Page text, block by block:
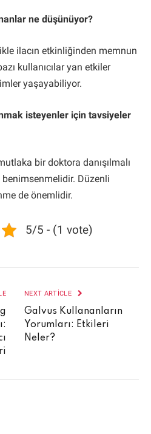
ne düşünüyor?
ilacın etkinliğinden memnun
kullanıcılar yan etkiler
yaşayabiliyor.
isteyenler için tavsiyeler
bir doktora danışılmalı
benimsenmelidir. Düzenli
de önemlidir.
5/5 - (1 vote)
NEXT ARTICLE
Galvus Kullananların
Yorumları: Etkileri
Neler?